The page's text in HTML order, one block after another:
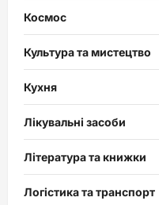
Космос
Культура та мистецтво
Кухня
Лікувальні засоби
Література та книжки
Логістика та транспорт